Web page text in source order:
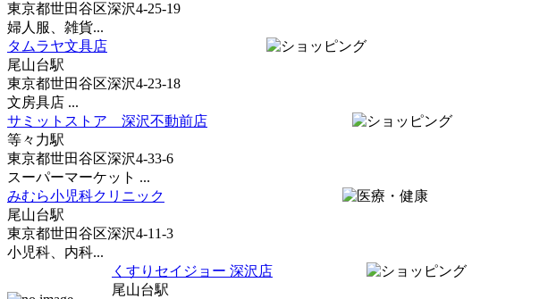
東京都世田谷区深沢4-25-19
婦人服、雑貨...
タムラヤ文具店
尾山台駅
東京都世田谷区深沢4-23-18
文房具店 ...
サミットストア 深沢不動前店
等々力駅
東京都世田谷区深沢4-33-6
スーパーマーケット ...
みむら小児科クリニック
尾山台駅
東京都世田谷区深沢4-11-3
小児科、内科...
くすりセイジョー 深沢店
尾山台駅